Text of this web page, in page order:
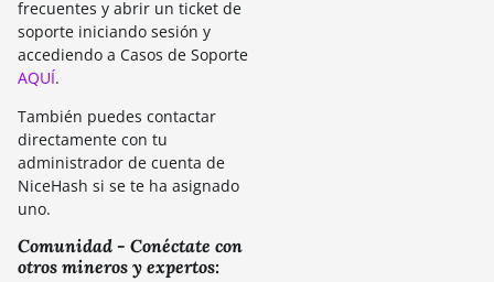
frecuentes y abrir un ticket de
soporte iniciando sesión y
accediendo a Casos de Soporte
AQUÍ.
También puedes contactar
directamente con tu
administrador de cuenta de
NiceHash si se te ha asignado
uno.
Comunidad - Conéctate con
otros mineros y expertos: